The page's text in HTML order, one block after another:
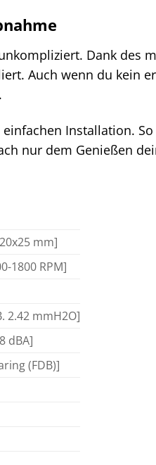
Dank des
Auch wenn du kein
Installation.
nur dem Genießen
mm]
1800 RPM]
2.42 mmH2O]
dBA]
(FDB)]